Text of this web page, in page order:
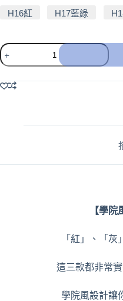
H16紅 H17藍綠
l
v
【學院
「紅」、「
這三款都非常
學院風設計讓